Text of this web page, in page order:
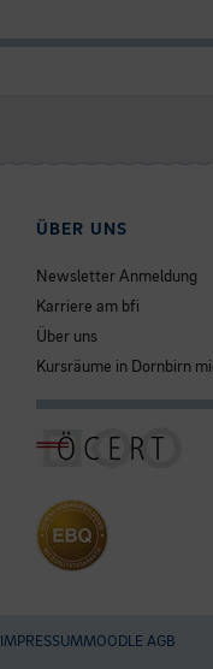
ÜBER UNS
Newsletter Anmeldung
Karriere am bfi
Über uns
Kursräume in Dornbirn
IMPRESSUMMOODLE AGB